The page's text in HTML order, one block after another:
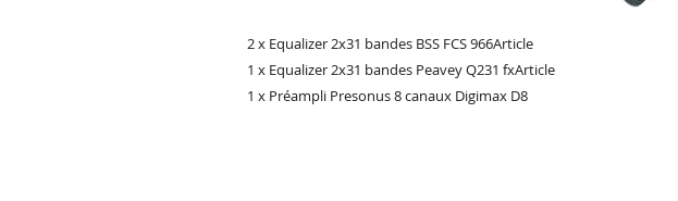
2 x Equalizer 2x31 bandes BSS FCS 966Article
1 x Equalizer 2x31 bandes Peavey Q231 fxArticle
1 x Préampli Presonus 8 canaux Digimax D8